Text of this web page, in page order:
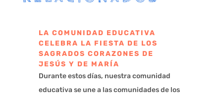
LA COMUNIDAD EDUCATIVA
CELEBRA LA FIESTA DE LOS
SAGRADOS CORAZONES DE
JESÚS Y DE MARÍA
Durante estos días, nuestra comunidad
educativa se une a las comunidades de los